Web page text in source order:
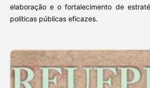
elaboração e o fortalecimento de
políticas públicas eficazes.